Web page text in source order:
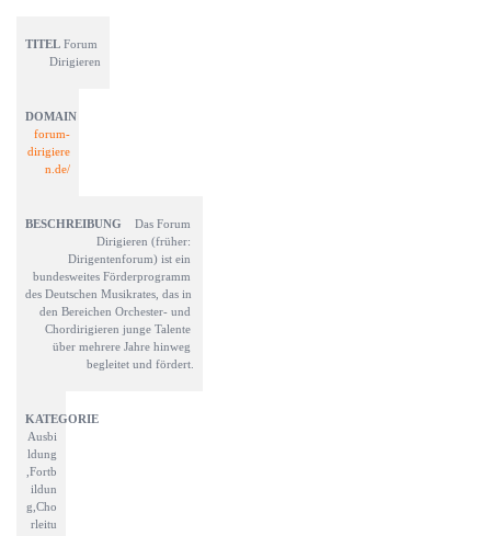
Forum
Dirigieren
forum-
dirigiere
n.de/
Das Forum
Dirigieren (früher:
Dirigentenforum) ist ein
bundesweites Förderprogramm
des Deutschen Musikrates, das in
den Bereichen Orchester- und
Chordirigieren junge Talente
über mehrere Jahre hinweg
begleitet und fördert.
Ausbi
ldung
,Fortb
ildun
g,Cho
rleitu